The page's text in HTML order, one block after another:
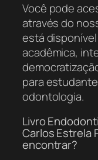
Você pode
através do
está
acadêmica,
para
odontologia.
Livro
Carlos Estrela
encontrar?